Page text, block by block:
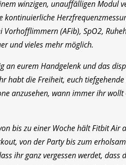
winzigen, unauffälligen Modul
kontinuierliche
Vorhofflimmern (AFib), SpO2,
und vieles mehr möglich.
an eurem Handgelenk und das
habt die Freiheit, euch
anzusehen, wann immer ihr
bis zu einer Woche hält Fitbit
von der Party bis zum
ihr ganz vergessen werdet,